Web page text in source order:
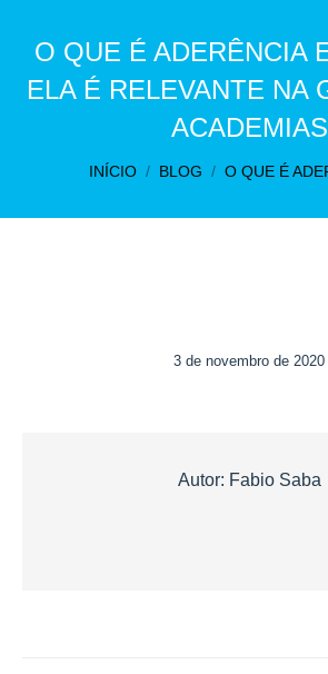
O QUE É ADERÊNCIA
ELA É RELEVANTE NA
ACADEMIAS
Você está aqui:
INÍCIO BLOG O QUE É
3 de novembro de 2020
Autor: Fabio Saba